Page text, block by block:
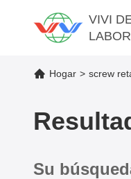
VIVI
Hogar > screw
Su